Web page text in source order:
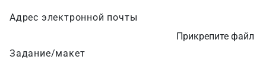
Адрес электронной почты
Задание/макет
Прикрепите файл